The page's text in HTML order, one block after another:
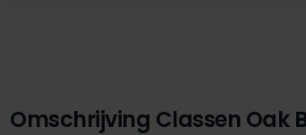
Omschrijving Classen Oak